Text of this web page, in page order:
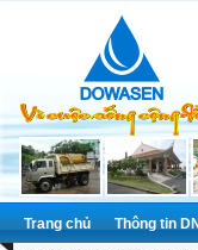
Trang chủ Thông tin DN